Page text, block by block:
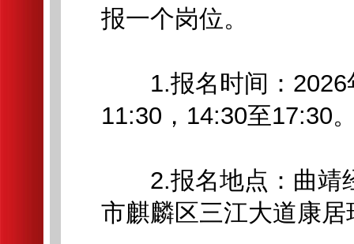
报一个岗位。
1.报名时间：2026
11:30，14:30至17:30
2.报名地点：曲靖
市麒麟区三江大道康